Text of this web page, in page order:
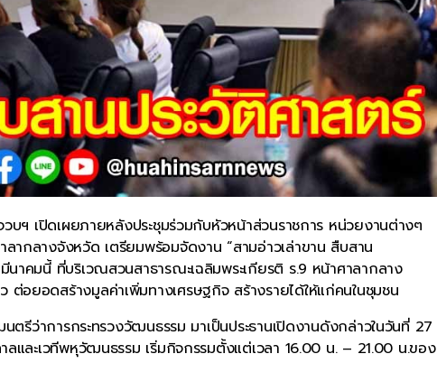
ฯ เปิดเผยภายหลังประชุมร่วมกับหัวหน้าส่วนราชการ หน่วยงานต่างๆ
ากลางจังหวัด เตรียมพร้อมจัดงาน “สามอ่าวเล่าขาน สืบสาน
คมนี้ ที่บริเวณสวนสาธารณะเฉลิมพระเกียรติ ร.9 หน้าศาลากลาง
อยอดสร้างมูลค่าเพิ่มทางเศรษฐกิจ สร้างรายได้ให้แก่คนในชุมชน
รีว่าการกระทรวงวัฒนธรรม มาเป็นประธานเปิดงานดังกล่าวในวันที่ 27
และเวทีพหุวัฒนธรรม เริ่มกิจกรรมตั้งแต่เวลา 16.00 น. – 21.00 น.ของ